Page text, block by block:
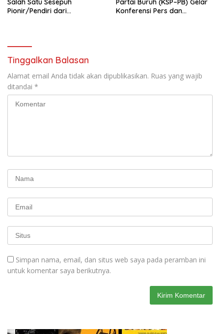
Salah Satu Sesepuh
Pionir/Pendiri dari
Kasih Allah.
Partai Buruh (KSP–PB) Gelar
Konferensi Pers dan
Tinggalkan Balasan
Alamat email Anda tidak akan dipublikasikan. Ruas yang wajib
ditandai *
Simpan nama, email, dan situs web saya pada peramban ini
untuk komentar saya berikutnya.